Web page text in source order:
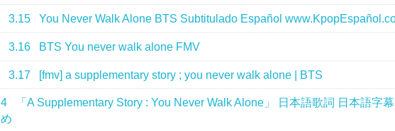
3.15 You Never Walk Alone BTS Subtitulado Español
3.16 BTS You never walk alone FMV
3.17 [fmv] a supplementary story ; you never walk alone | BTS
4
「A Supplementary Story : You Never Walk Alone」 日本語歌詞 日本語字
め